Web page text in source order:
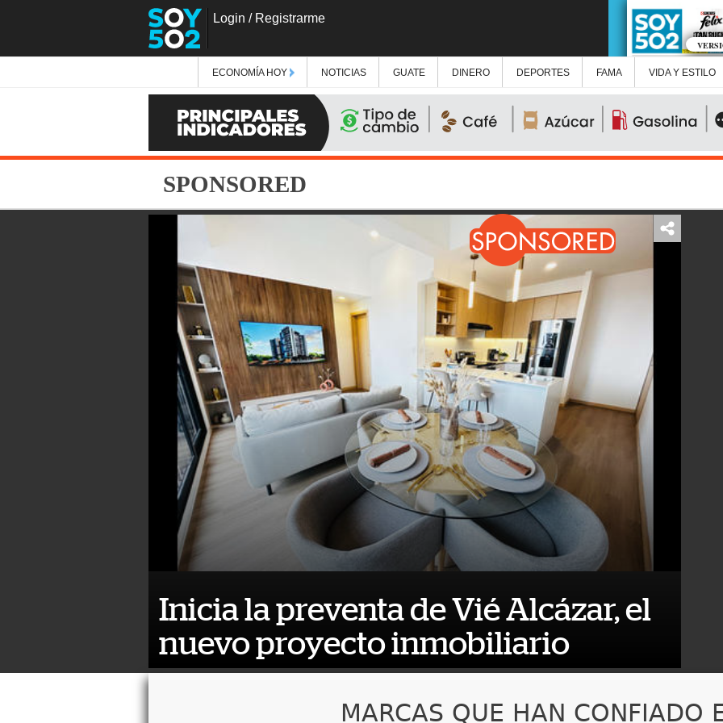
Login / Registrarme
ECONOMÍA HOY NOTICIAS GUATE DINERO DEPORTES FAMA VIDA Y ESTILO
SPONSORED
Inicia la preventa de Vié Alcázar, el
nuevo proyecto inmobiliario
MARCAS QUE HAN CONFIADO